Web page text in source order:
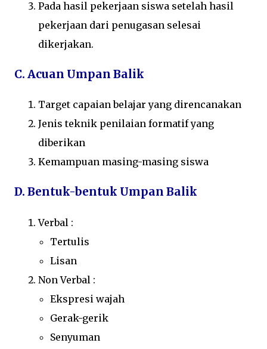
Pada hasil pekerjaan siswa setelah hasil
pekerjaan dari penugasan selesai
dikerjakan.
C. Acuan Umpan Balik
Target capaian belajar yang direncanakan
Jenis teknik penilaian formatif yang
diberikan
Kemampuan masing-masing siswa
D. Bentuk-bentuk Umpan Balik
Verbal :
Tertulis
Lisan
Non Verbal :
Ekspresi wajah
Gerak-gerik
Senyuman